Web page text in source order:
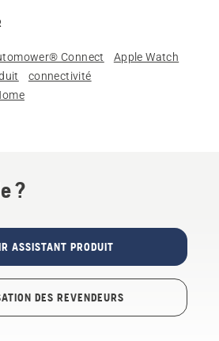
Connect
Apple Watch
connectivité
?
ASSISTANT PRODUIT
DES REVENDEURS